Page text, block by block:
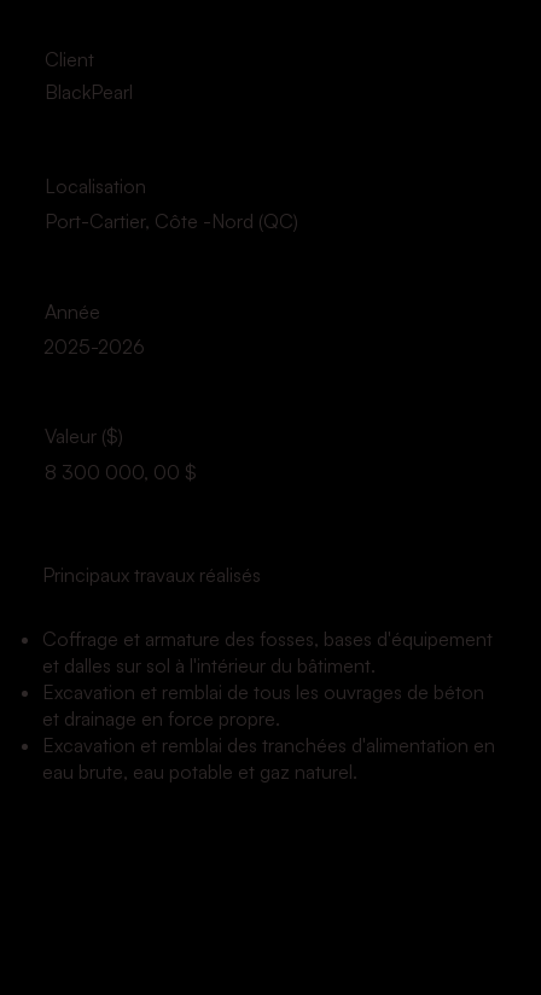
Client
BlackPearl
Principaux travaux réalisés
Localisation
Coffrage et armature des fosses, bases d'équipement
et dalles sur sol à l'intérieur du bâtiment.
Excavation et remblai de tous les ouvrages de béton
et drainage en force propre.
Excavation et remblai des tranchées d'alimentation en
eau brute, eau potable et gaz naturel.
Port-Cartier, Côte -Nord (QC)
Année
2025-2026
Valeur ($)
8 300 000, 00 $